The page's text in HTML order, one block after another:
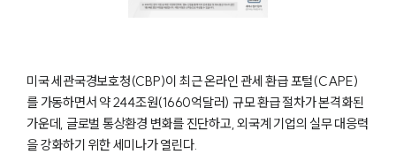
미국 세관국경보호청(CBP)이 최근 온라인 관세 환급 포털(CAPE)
를 가동하면서 약 244조원(1660억달러) 규모 환급 절차가 본격화된
가운데, 글로벌 통상환경 변화를 진단하고, 외국계 기업의 실무 대응력
을 강화하기 위한 세미나가 열린다.